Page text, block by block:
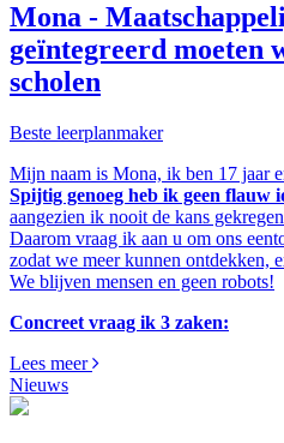
Mona -
geïntegreerd moeten
scholen
Beste leerplanmaker
Mijn naam is Mona, ik ben 17 jaar
Spijtig genoeg heb ik geen flauw
aangezien ik nooit de kans
Daarom vraag ik aan u om ons
zodat we meer kunnen ontdekken,
We blijven mensen en geen robots!
Concreet vraag ik 3 zaken:
Lees meer
Nieuws